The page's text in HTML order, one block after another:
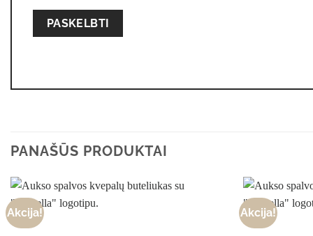
PANAŠŪS PRODUKTAI
Akcija! Akcija!